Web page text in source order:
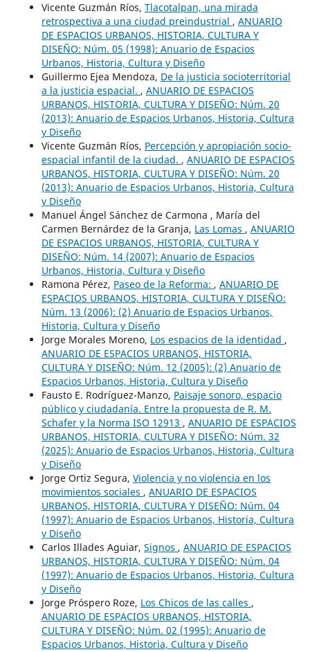
Vicente Guzmán Ríos, Tlacotalpan, una mirada
retrospectiva a una ciudad preindustrial , ANUARIO
DE ESPACIOS URBANOS, HISTORIA, CULTURA Y
DISEÑO: Núm. 05 (1998): Anuario de Espacios
Urbanos, Historia, Cultura y Diseño
Guillermo Ejea Mendoza, De la justicia socioterritorial
a la justicia espacial. , ANUARIO DE ESPACIOS
URBANOS, HISTORIA, CULTURA Y DISEÑO: Núm. 20
(2013): Anuario de Espacios Urbanos, Historia, Cultura
y Diseño
Vicente Guzmán Ríos, Percepción y apropiación socio-
espacial infantil de la ciudad. , ANUARIO DE ESPACIOS
URBANOS, HISTORIA, CULTURA Y DISEÑO: Núm. 20
(2013): Anuario de Espacios Urbanos, Historia, Cultura
y Diseño
Manuel Ángel Sánchez de Carmona , María del
Carmen Bernárdez de la Granja, Las Lomas , ANUARIO
DE ESPACIOS URBANOS, HISTORIA, CULTURA Y
DISEÑO: Núm. 14 (2007): Anuario de Espacios
Urbanos, Historia, Cultura y Diseño
Ramona Pérez, Paseo de la Reforma: , ANUARIO DE
ESPACIOS URBANOS, HISTORIA, CULTURA Y DISEÑO:
Núm. 13 (2006): (2) Anuario de Espacios Urbanos,
Historia, Cultura y Diseño
Jorge Morales Moreno, Los espacios de la identidad ,
ANUARIO DE ESPACIOS URBANOS, HISTORIA,
CULTURA Y DISEÑO: Núm. 12 (2005): (2) Anuario de
Espacios Urbanos, Historia, Cultura y Diseño
Fausto E. Rodríguez-Manzo, Paisaje sonoro, espacio
público y ciudadanía. Entre la propuesta de R. M.
Schafer y la Norma ISO 12913 , ANUARIO DE ESPACIOS
URBANOS, HISTORIA, CULTURA Y DISEÑO: Núm. 32
(2025): Anuario de Espacios Urbanos, Historia, Cultura
y Diseño
Jorge Ortiz Segura, Violencia y no violencia en los
movimientos sociales , ANUARIO DE ESPACIOS
URBANOS, HISTORIA, CULTURA Y DISEÑO: Núm. 04
(1997): Anuario de Espacios Urbanos, Historia, Cultura
y Diseño
Carlos Illades Aguiar, Signos , ANUARIO DE ESPACIOS
URBANOS, HISTORIA, CULTURA Y DISEÑO: Núm. 04
(1997): Anuario de Espacios Urbanos, Historia, Cultura
y Diseño
Jorge Próspero Roze, Los Chicos de las calles ,
ANUARIO DE ESPACIOS URBANOS, HISTORIA,
CULTURA Y DISEÑO: Núm. 02 (1995): Anuario de
Espacios Urbanos, Historia, Cultura y Diseño